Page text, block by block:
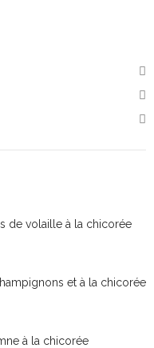
de volaille à la chicorée
et à la chicorée
à la chicorée